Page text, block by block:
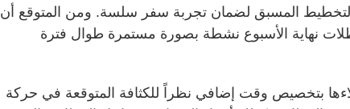
التخطيط المسبق لضمان تجربة سفر سلسة. ومن المتوقع أن
نهاية الأسبوع نشطة بصورة مستمرة طوال فترة
بتخصيص وقت إضافي نظراً للكثافة المتوقعة في حركة